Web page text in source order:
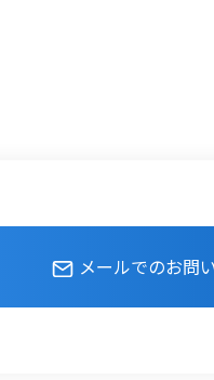
メールでのお問